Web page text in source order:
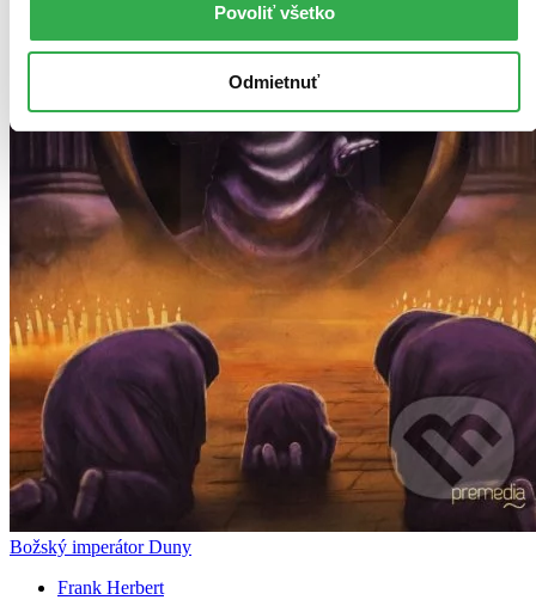
Povoliť všetko
Odmietnuť
Božský imperátor Duny
Frank Herbert